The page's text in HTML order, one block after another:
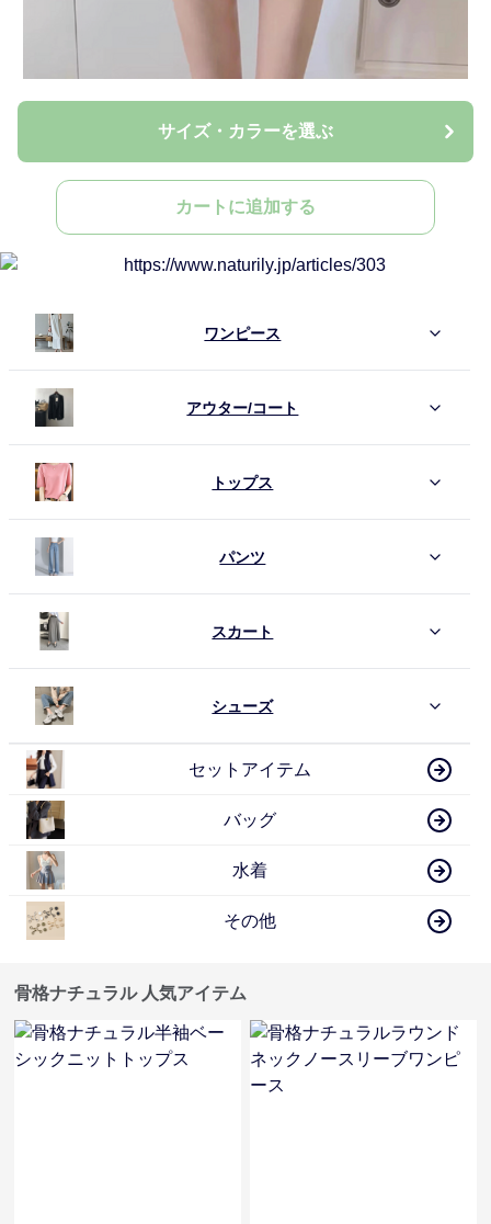
サイズ・カラーを選ぶ
カートに追加する
ワンピース
アウター/コート
トップス
パンツ
スカート
シューズ
セットアイテム
バッグ
水着
その他
骨格ナチュラル 人気アイテム